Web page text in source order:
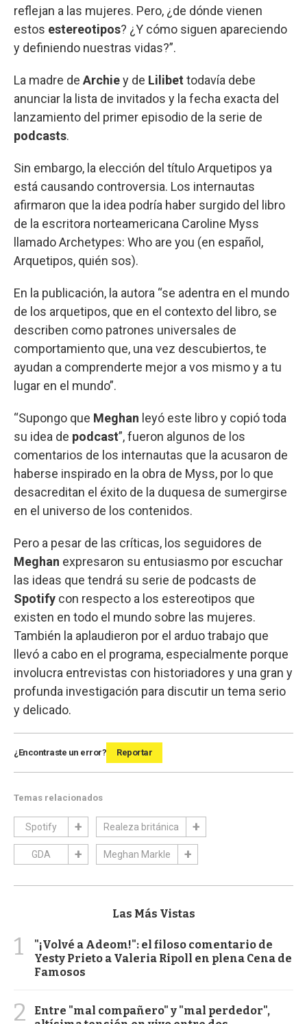
reflejan a las mujeres. Pero, ¿de dónde vienen
estos estereotipos? ¿Y cómo siguen apareciendo
y definiendo nuestras vidas?”.
La madre de Archiey de Lilibet todavía debe
anunciar la lista de invitados y la fecha exacta del
lanzamiento del primer episodio de la serie de
podcasts.
Sin embargo, la elección del título Arquetipos ya
está causando controversia. Los internautas
afirmaron que la idea podría haber surgido del libro
de la escritora norteamericana Caroline Myss
llamado Archetypes: Who are you (en español,
Arquetipos, quién sos).
En la publicación, la autora “se adentra en el mundo
de los arquetipos, que en el contexto del libro, se
describen como patrones universales de
comportamiento que, una vez descubiertos, te
ayudan a comprenderte mejor a vos mismo y a tu
lugar en el mundo”.
“Supongo que Meghan leyó este libro y copió toda
su idea de podcast”, fueron algunos de los
comentarios de los internautas que la acusaron de
haberse inspirado en la obra de Myss, por lo que
desacreditan el éxito de la duquesa de sumergirse
en el universo de los contenidos.
Pero a pesar de las críticas, los seguidores de
Meghan expresaron su entusiasmo por escuchar
las ideas que tendrá su serie de podcasts de
Spotify con respecto a los estereotipos que
existen en todo el mundo sobre las mujeres.
También la aplaudieron por el arduo trabajo que
llevó a cabo en el programa, especialmente porque
involucra entrevistas con historiadores y una gran y
profunda investigación para discutir un tema serio
y delicado.
¿Encontraste un error? Reportar
Temas relacionados
Spotify Realeza británica
GDA Meghan Markle
Las Más Vistas
1
"¡Volvé a Adeom!": el filoso comentario de
Yesty Prieto a Valeria Ripoll en plena Cena de
Famosos
2
Entre "mal compañero" y "mal perdedor",